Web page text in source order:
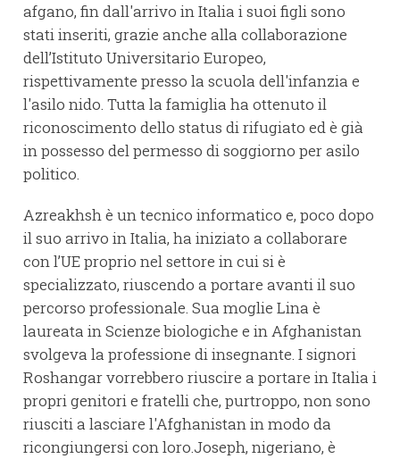
afgano, fin dall'arrivo in Italia i suoi figli sono
stati inseriti, grazie anche alla collaborazione
dell’Istituto Universitario Europeo,
rispettivamente presso la scuola dell'infanzia e
l'asilo nido. Tutta la famiglia ha ottenuto il
riconoscimento dello status di rifugiato ed è già
in possesso del permesso di soggiorno per asilo
politico.
Azreakhsh è un tecnico informatico e, poco dopo
il suo arrivo in Italia, ha iniziato a collaborare
con l’UE proprio nel settore in cui si è
specializzato, riuscendo a portare avanti il suo
percorso professionale. Sua moglie Lina è
laureata in Scienze biologiche e in Afghanistan
svolgeva la professione di insegnante. I signori
Roshangar vorrebbero riuscire a portare in Italia i
propri genitori e fratelli che, purtroppo, non sono
riusciti a lasciare l'Afghanistan in modo da
ricongiungersi con loro.Joseph, nigeriano, è